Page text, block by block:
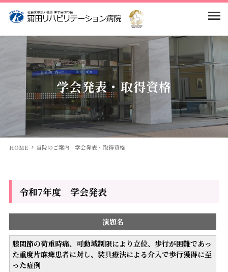
当院のご案内
基本理念・基本方針
患者様の権利と義務
院長挨拶
当院の特徴
広報物
入院案内
入院のご案内
回復期リハとは
よくある質問
各種料金表（室料・自費等）
院内掲示物
部門紹介
医局
リハビリテーション科
訪問リハビリテーション
医療連携室
求人情報
学会発表・取得資格
HOME 当院のご案内 - 学会発表・取得資格
令和7年度 学会発表
演題名
膝関節の荷重時痛、可動域制限により立位、歩行が困難であっ
た重度片麻痺患者に対し、装具療法による介入で歩行獲得に至
った症例